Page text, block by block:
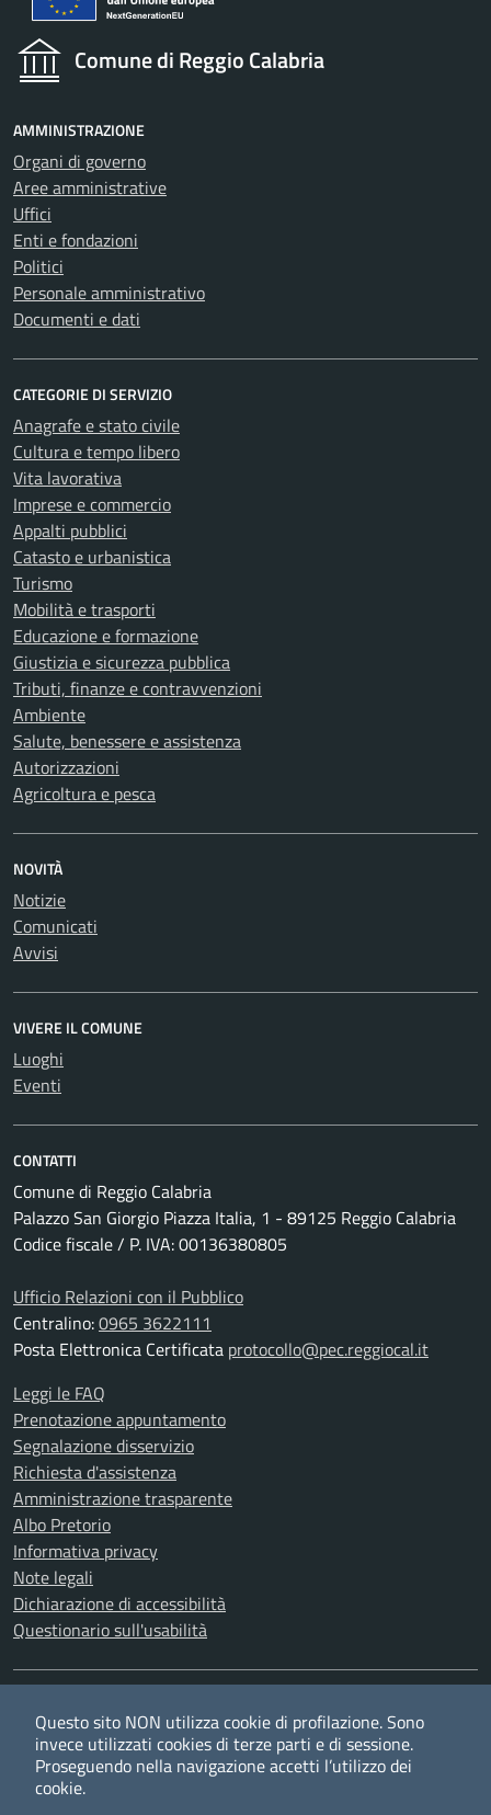
Comune di Reggio Calabria
AMMINISTRAZIONE
Organi di governo
Aree amministrative
Uffici
Enti e fondazioni
Politici
Personale amministrativo
Documenti e dati
CATEGORIE DI SERVIZIO
Anagrafe e stato civile
Cultura e tempo libero
Vita lavorativa
Imprese e commercio
Appalti pubblici
Catasto e urbanistica
Turismo
Mobilità e trasporti
Educazione e formazione
Giustizia e sicurezza pubblica
Tributi, finanze e contravvenzioni
Ambiente
Salute, benessere e assistenza
Autorizzazioni
Agricoltura e pesca
NOVITÀ
Notizie
Comunicati
Avvisi
VIVERE IL COMUNE
Luoghi
Eventi
CONTATTI
Comune di Reggio Calabria
Palazzo San Giorgio Piazza Italia, 1 - 89125 Reggio Calabria
Codice fiscale / P. IVA: 00136380805
Ufficio Relazioni con il Pubblico
Centralino:0965 3622111
Posta Elettronica Certificata protocollo@pec.reggiocal.it
Leggi le FAQ
Prenotazione appuntamento
Segnalazione disservizio
Richiesta d'assistenza
Amministrazione trasparente
Albo Pretorio
Informativa privacy
Note legali
Dichiarazione di accessibilità
Questionario sull'usabilità
TwitterFacebookYouTubeRSS
Questo sito NON utilizza cookie di profilazione. Sono
invece utilizzati cookies di terze parti e di sessione.
Proseguendo nella navigazione accetti l’utilizzo dei
cookie.